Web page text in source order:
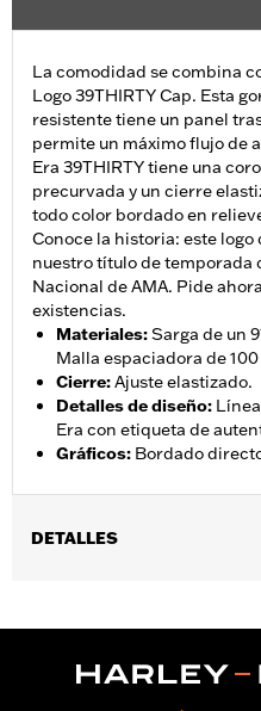
La comodidad se combina
Logo 39THIRTY Cap. Esta
resistente tiene un panel
permite un máximo flujo de
Era 39THIRTY tiene una
precurvada y un cierre
todo color bordado en
Conoce la historia: este
nuestro título de temporada
Nacional de AMA. Pide
existencias.
Materiales:Sarga de un
Malla espaciadora de
Cierre:Ajuste elastizado.
Detalles de diseño:
Era con etiqueta de
Gráficos: Bordado
DETALLES
GARANTÍA:90 días de
Importado